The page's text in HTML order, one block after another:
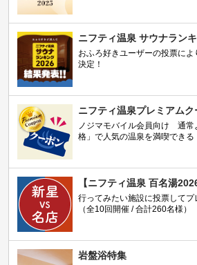
ニフティ温泉 サウナラン
おふろ好きユーザーの投票に
決定！
ニフティ温泉プレミアムク
ノジマモバイル会員向け 通常
格」で人気の温泉を満喫できる
【ニフティ温泉 百名湯2026
行ってみたい施設に投票してプ
（全10回開催 / 合計260名様）
岩盤浴特集